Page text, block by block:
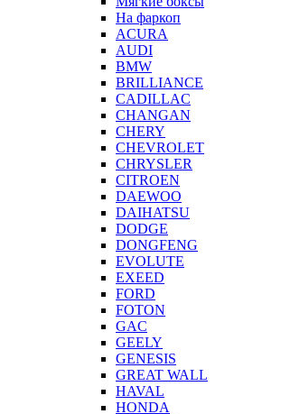
На фаркоп
ACURA
AUDI
BMW
BRILLIANCE
CADILLAC
CHANGAN
CHERY
CHEVROLET
CHRYSLER
CITROEN
DAEWOO
DAIHATSU
DODGE
DONGFENG
EVOLUTE
EXEED
FORD
FOTON
GAC
GEELY
GENESIS
GREAT WALL
HAVAL
HONDA